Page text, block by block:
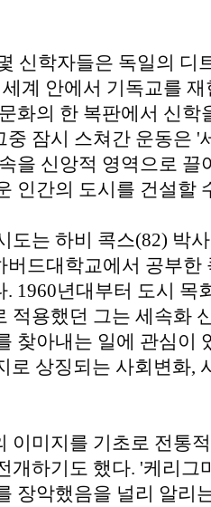
신학자들은 독일의 디
계 안에서 기독교를
화의 한 복판에서 신
중 잠시 스쳐간 운동은 '
을 신앙적 영역으로
인간의 도시를 건설할
도는 하비 콕스(82) 박
버드대학교에서 공부한
. 1960년대부터 도시 목
적용했던 그는 세속화
찾아내는 일에 관심이
로 상징되는 사회변화,
이미지를 기초로 전통
개하기도 했다. '케리그
장악했음을 널리 알리